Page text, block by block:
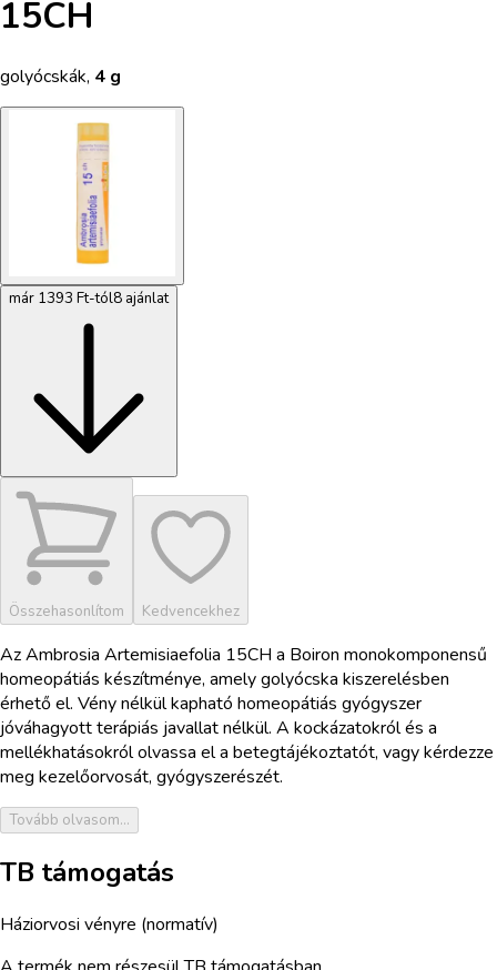
15CH
golyócskák, 4 g
már 1393 Ft-tól8 ajánlat
Összehasonlítom Kedvencekhez
Az Ambrosia Artemisiaefolia 15CH a Boiron monokomponensű
homeopátiás készítménye, amely golyócska kiszerelésben
érhető el. Vény nélkül kapható homeopátiás gyógyszer
jóváhagyott terápiás javallat nélkül. A kockázatokról és a
mellékhatásokról olvassa el a betegtájékoztatót, vagy kérdezze
meg kezelőorvosát, gyógyszerészét.
Tovább olvasom...
TB támogatás
Háziorvosi vényre (normatív)